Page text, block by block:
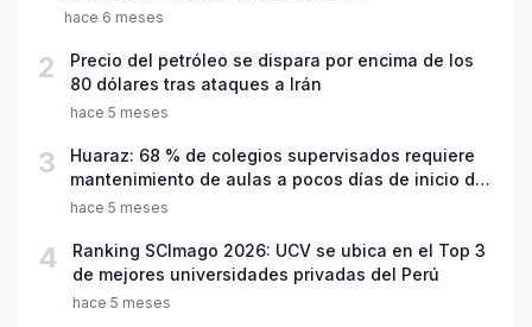
hace 6 meses
2
Precio del petróleo se dispara por encima de los
80 dólares tras ataques a Irán
hace 5 meses
3
Huaraz: 68 % de colegios supervisados requiere
mantenimiento de aulas a pocos días de inicio del
año escolar 2026
hace 5 meses
4
Ranking SCImago 2026: UCV se ubica en el Top 3
de mejores universidades privadas del Perú
hace 5 meses